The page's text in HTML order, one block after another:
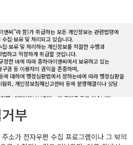
앤씨”라 함)가 취급하는 모든 개인정보는 관련법령에
집·보유 및 처리되고 있습니다.
·보유 및 처리하는 개인정보를 적절한 수행과
하고 적정하게 취급할 것입니다.
정한 바에 따라 종하아이앤씨에서 보유하고 있는
권 등 이용자의 권익을 존중하며,
에 대하여 행정심판법에서 정하는바에 따라 행정심판을
회, 개인정보침해신고센터 등에 분쟁해결이나 상담
행 「개인정보보호법」에 근거를 두고 있습니다.
하는 개인 정보]
한 개인 정보를 수집하고 있지 않습니다.
2조 “개인정보”의 정의에 따라 다음과 같습니다.
부
소가 전자우편 수집 프로그램이나 그 밖의